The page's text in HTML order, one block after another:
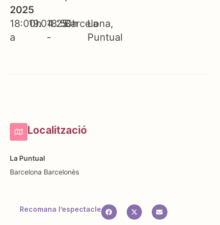
2025
18:00h
a
19.04.25
18:50h
-
Barcelona
La
Puntual
Localització
La Puntual
Barcelona Barcelonès
Recomana l’espectacle